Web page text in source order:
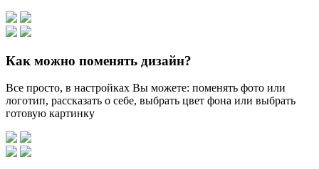
Как можно поменять дизайн?
Все просто, в настройках Вы можете: поменять фото или
логотип, рассказать о себе, выбрать цвет фона или выбрать
готовую картинку